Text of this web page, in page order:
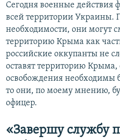
Сегодня военные действия
всей территории Украины.
необходимости, они могут
территорию Крыма как
российские оккупанты не
оставят территорию Крыма,
освобождения необходимы
то они, по моему мнению,
офицер.
«Завершу службу